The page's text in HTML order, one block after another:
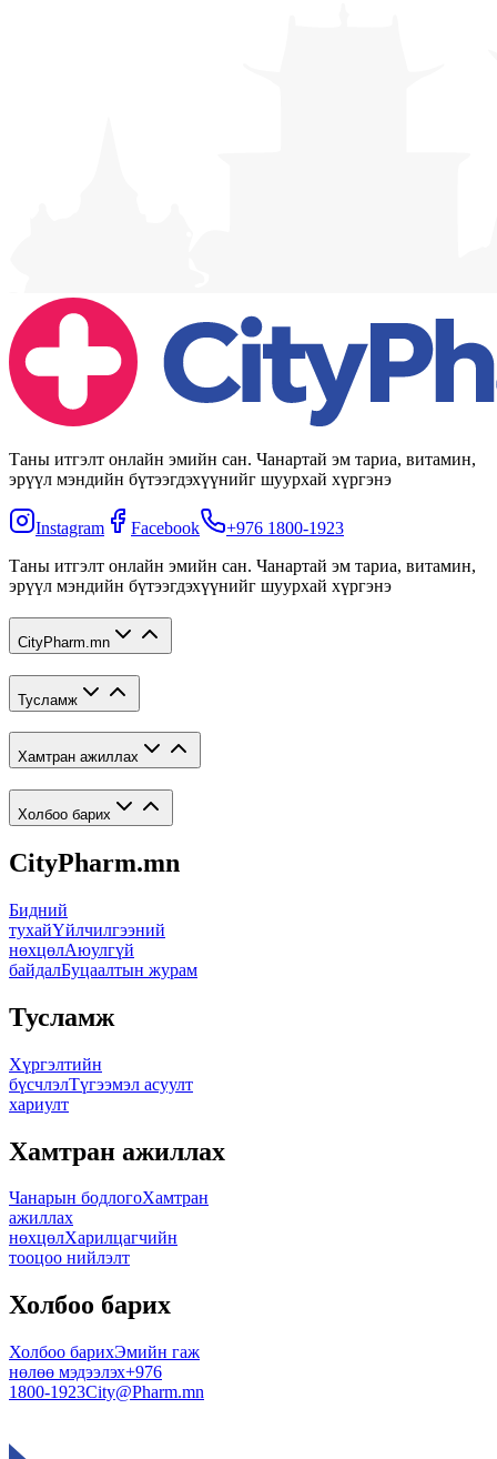
Таны итгэлт онлайн эмийн сан. Чанартай эм тариа, витамин,
эрүүл мэндийн бүтээгдэхүүнийг шуурхай хүргэнэ
Instagram Facebook
+976 1800-1923
Таны итгэлт онлайн эмийн сан. Чанартай эм тариа, витамин,
эрүүл мэндийн бүтээгдэхүүнийг шуурхай хүргэнэ
CityPharm.mn
Тусламж
Хамтран ажиллах
Холбоо барих
CityPharm.mn
Бидний
тухайҮйлчилгээний
нөхцөлАюулгүй
байдалБуцаалтын журам
Тусламж
Хүргэлтийн
бүсчлэлТүгээмэл асуулт
хариулт
Хамтран ажиллах
Чанарын бодлогоХамтран
ажиллах
нөхцөлХарилцагчийн
тооцоо нийлэлт
Холбоо барих
Холбоо барихЭмийн гаж
нөлөө мэдээлэх+976
1800-1923City@Pharm.mn